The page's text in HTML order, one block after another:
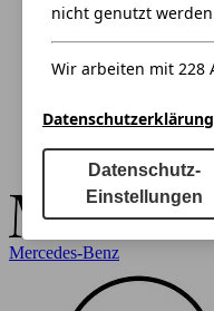
Mercedes-Benz
nicht genutzt
Wir arbeiten mit 228
Datenschutzerklärung
Datenschutz-
Einstellungen